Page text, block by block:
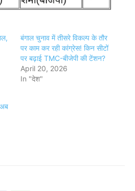
बंगाल चुनाव में तीसरे विकल्‍प के तौर
पर काम कर रही कांग्रेस! किन सीटों
पर बढ़ाई TMC-बीजेपी की टेंशन?
April 20, 2026
In "देश"
अब